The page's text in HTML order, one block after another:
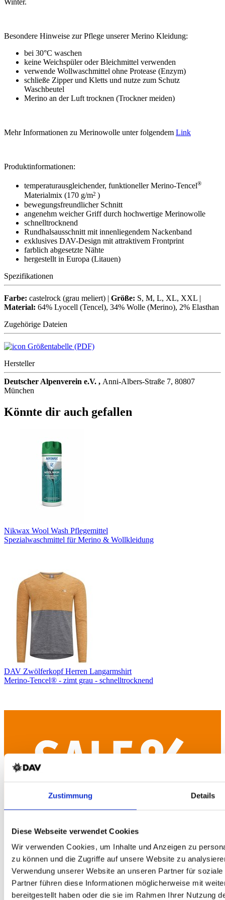
Zustimmung Details
Diese Webseite verwendet Cookies
Wir verwenden Cookies, um Inhalte und Anzeigen zu
zu können und die Zugriffe auf unsere Website zu
Verwendung unserer Website an unseren Partner für
Partner führen diese Informationen möglicherweise mit
bereitgestellt haben oder die sie im Rahmen Ihrer Nutzung
Winter.
Besondere Hinweise zur Pflege unserer Merino Kleidung:
bei 30°C waschen
keine Weichspüler oder Bleichmittel verwenden
verwende Wollwaschmittel ohne Protease (Enzym)
schließe Zipper und Kletts und nutze zum Schutz
Waschbeutel
Merino an der Luft trocknen (Trockner meiden)
Mehr Informationen zu Merinowolle unter folgendem Link
Produktinformationen:
temperaturausgleichender, funktioneller Merino-Tencel®
Materialmix (170 g/m2 )
bewegungsfreundlicher Schnitt
angenehm weicher Griff durch hochwertige Merinowolle
schnelltrocknend
Rundhalsausschnitt mit innenliegendem Nackenband
exklusives DAV-Design mit attraktivem Frontprint
farblich abgesetzte Nähte
hergestellt in Europa (Litauen)
Spezifikationen
Farbe: castelrock (grau meliert) | Größe: S, M, L, XL, XXL |
Material: 64% Lyocell (Tencel), 34% Wolle (Merino), 2% Elasthan
Zugehörige Dateien
Größentabelle (PDF)
Hersteller
Deutscher Alpenverein e.V. , Anni-Albers-Straße 7, 80807
München
Könnte dir auch gefallen
Nikwax Wool Wash Pflegemittel
Spezialwaschmittel für Merino & Wollkleidung
DAV Zwölferkopf Herren Langarmshirt
Merino-Tencel® - zimt grau - schnelltrocknend